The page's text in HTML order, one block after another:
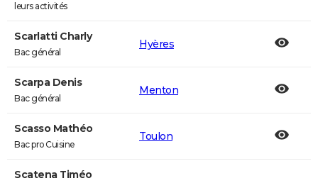
leurs activités
Scarlatti Charly
Bac général
Hyères
Scarpa Denis
Bac général
Menton
Scasso Mathéo
Bac pro Cuisine
Toulon
Scatena Timéo